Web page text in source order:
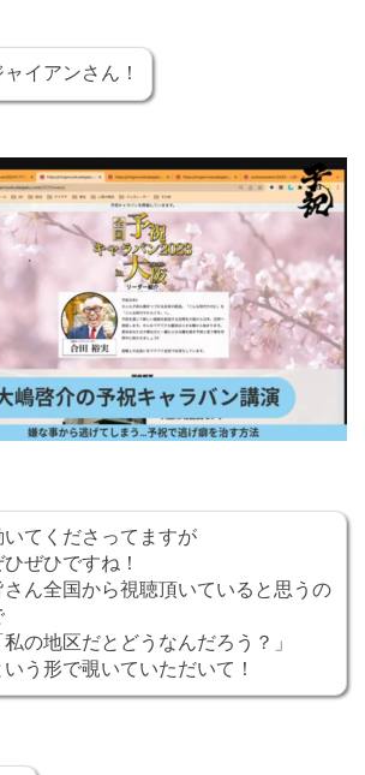
ャイアンさん！
いてくださってますが
ぜひですね！
さん全国から視聴頂いていると思うの
私の地区だとどうなんだろう？」
いう形で覗いていただいて！